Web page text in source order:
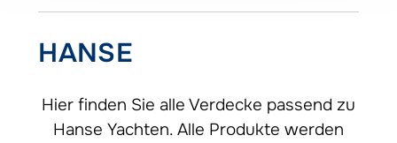
HANSE
Hier finden Sie alle Verdecke passend zu
Hanse Yachten. Alle Produkte werden